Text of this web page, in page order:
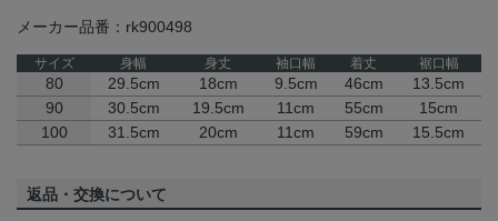
メーカー品番：rk900498
サイズ 身幅 身丈 袖口幅 着丈 裾口幅
80 29.5cm 18cm 9.5cm 46cm
13.5cm
90
30.5cm 19.5cm 11cm 55cm
15cm
100
31.5cm 20cm 11cm 59cm 15.5cm
返品・交換について